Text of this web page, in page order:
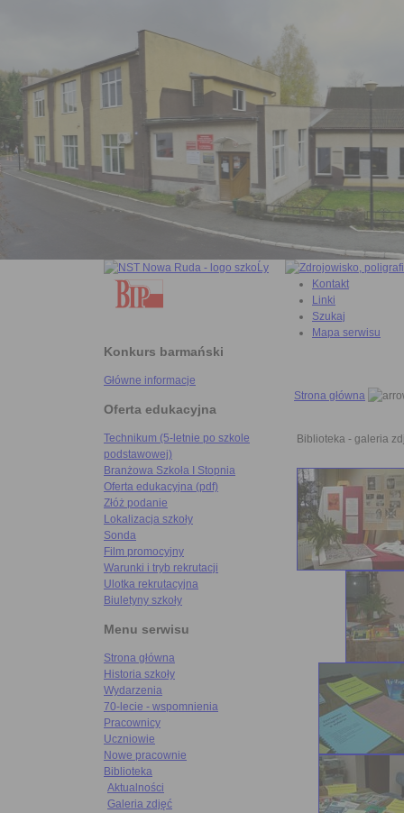
Konkurs barmański
Główne informacje
Oferta edukacyjna
Technikum (5-letnie po szkole
podstawowej)
Branżowa Szkoła I Stopnia
Oferta edukacyjna (pdf)
Złóż podanie
Lokalizacja szkoły
Sonda
Film promocyjny
Warunki i tryb rekrutacji
Ulotka rekrutacyjna
Biuletyny szkoły
Menu serwisu
Strona główna
Historia szkoły
Wydarzenia
70-lecie - wspomnienia
Pracownicy
Uczniowie
Nowe pracownie
Biblioteka
Aktualności
Galeria zdjęć
Kontakt
Linki
Szukaj
Mapa serwisu
Strona główna
Biblioteka - galeria